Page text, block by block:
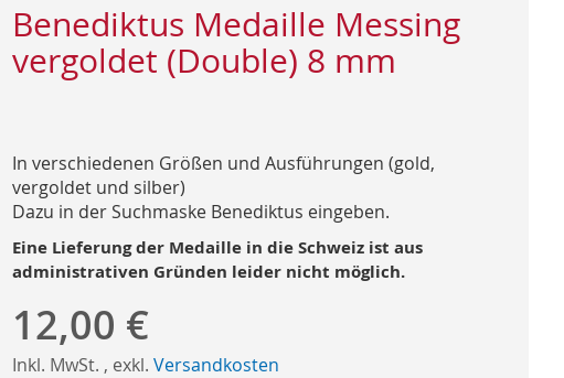
Benediktus Medaille Messing
vergoldet (Double) 8 mm
In verschiedenen Größen und Ausführungen (gold,
vergoldet und silber)
Dazu in der Suchmaske Benediktus eingeben.
Eine Lieferung der Medaille in die Schweiz ist aus
administrativen Gründen leider nicht möglich.
12,00 €
Inkl. MwSt. , exkl. Versandkosten